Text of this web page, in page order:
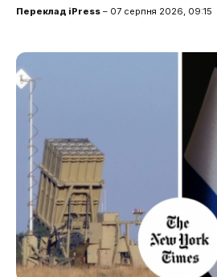
Переклад iPress – 07 серпня 2026, 09:15